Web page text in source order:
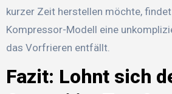
kurzer Zeit herstellen möchte,
Kompressor-Modell eine
das Vorfrieren entfällt.
Fazit: Lohnt sich